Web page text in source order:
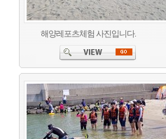
해양레포츠체험 사진입니다.